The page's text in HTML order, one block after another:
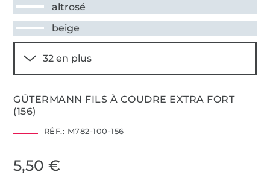
altrosé
beige
GÜTERMANN FILS À COUDRE EXTRA FORT
(156)
RÉF.: M782-100-156
5,50 €